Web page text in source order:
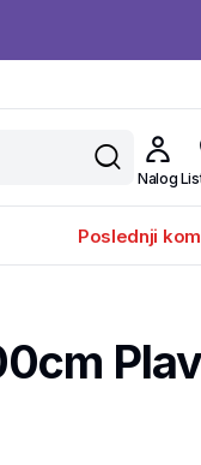
Nalog
Poslednji